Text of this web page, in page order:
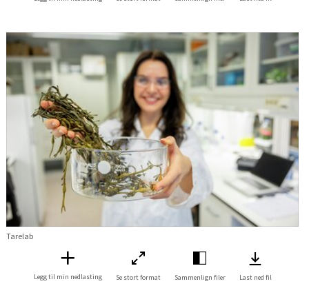
Tarelab
Legg til min nedlasting Se stort format Sammenlign filer Last ned fil